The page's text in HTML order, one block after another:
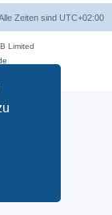
Zeiten sind UTC+02:00
Limited